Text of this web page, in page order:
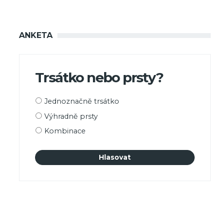
ANKETA
Trsátko nebo prsty?
Možnosti
Jednoznačně trsátko
Výhradně prsty
Kombinace